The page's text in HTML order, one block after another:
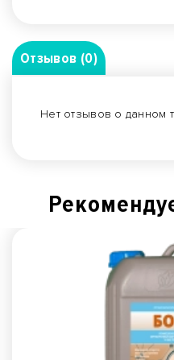
Отзывов (0)
Нет отзывов о данном